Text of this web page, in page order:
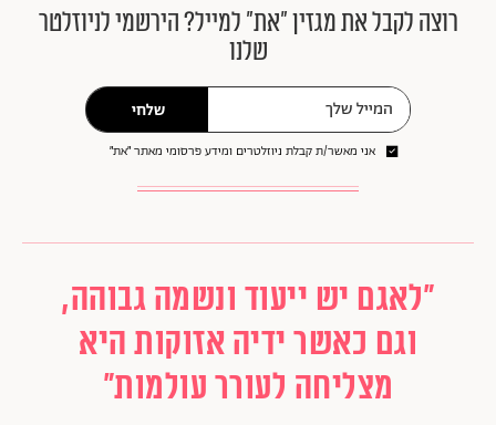
רוצה לקבל את מגזין ״את״ למייל? הירשמי לניוזלטר
שלנו
שלחי
אני מאשר/ת קבלת ניוזלטרים ומידע פרסומי מאתר ״את״
"לאגם יש ייעוד ונשמה גבוהה,
וגם כאשר ידיה אזוקות היא
מצליחה לעורר עולמות"